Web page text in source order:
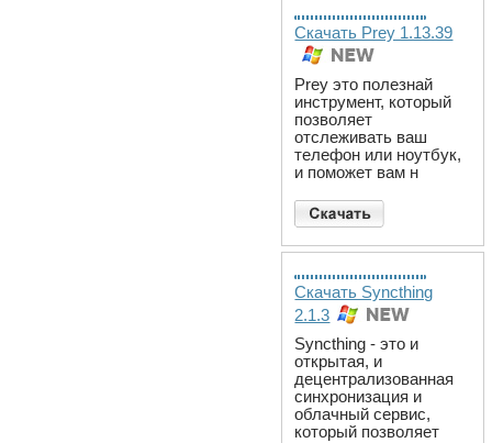
Скачать Prey 1.13.39
Prey это полезнай
инструмент, который
позволяет
отслеживать ваш
телефон или ноутбук,
и поможет вам н
Скачать Syncthing
2.1.3
Syncthing - это и
открытая, и
децентрализованная
синхронизация и
облачный сервис,
который позволяет